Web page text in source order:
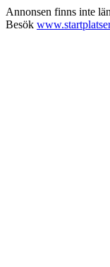
Annonsen finns inte
Besök